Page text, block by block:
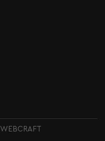
WEBCRAFT